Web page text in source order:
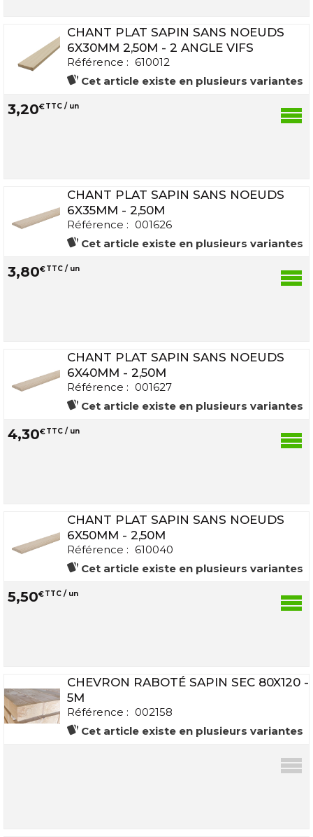
CHANT PLAT SAPIN SANS NOEUDS
6X30MM 2,50M - 2 ANGLE VIFS
Référence : 610012
Cet article existe en plusieurs variantes
3,20€TTC / un
CHANT PLAT SAPIN SANS NOEUDS
6X35MM - 2,50M
Référence : 001626
Cet article existe en plusieurs variantes
3,80€TTC / un
CHANT PLAT SAPIN SANS NOEUDS
6X40MM - 2,50M
Référence : 001627
Cet article existe en plusieurs variantes
4,30€TTC / un
CHANT PLAT SAPIN SANS NOEUDS
6X50MM - 2,50M
Référence : 610040
Cet article existe en plusieurs variantes
5,50€TTC / un
CHEVRON RABOTÉ SAPIN SEC 80X120 -
5M
Référence : 002158
Cet article existe en plusieurs variantes